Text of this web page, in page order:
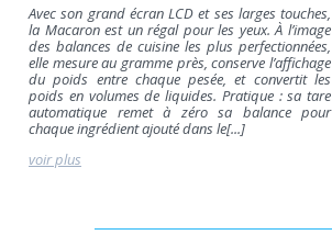
Avec son grand écran LCD et ses larges touches,
la Macaron est un régal pour les yeux. À l’image
des balances de cuisine les plus perfectionnées,
elle mesure au gramme près, conserve l’affichage
du poids entre chaque pesée, et convertit les
poids en volumes de liquides. Pratique : sa tare
automatique remet à zéro sa balance pour
chaque ingrédient ajouté dans le[...]
voir plus